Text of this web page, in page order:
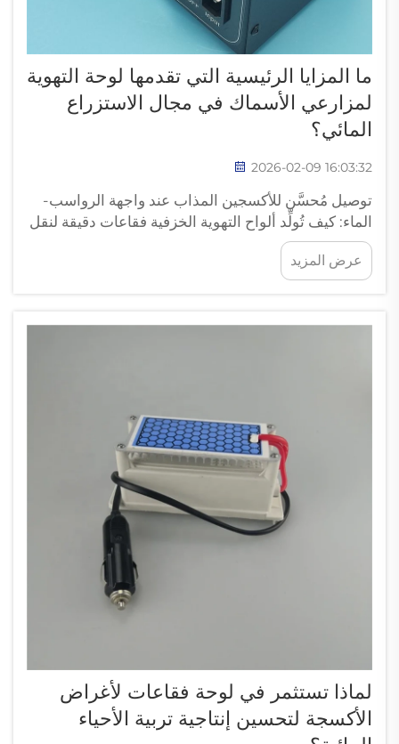
ما المزايا الرئيسية التي تقدمها لوحة التهوية
لمزارعي الأسماك في مجال الاستزراع
المائي؟
2026-02-09 16:03:32
توصيل مُحسَّن للأكسجين المذاب عند واجهة الرواسب-
الماء: كيف تُولِّد ألواح التهوية الخزفية فقاعات دقيقة لنقل
فعّال للأكسجين بالقرب من قيعان البرك. تعمل ألواح
التهوية الخزفية عن طريق تفتيت الهواء المضغوط عبر
المسام الدقيقة في هيكلها...
عرض المزيد
لماذا تستثمر في لوحة فقاعات لأغراض
الأكسجة لتحسين إنتاجية تربية الأحياء